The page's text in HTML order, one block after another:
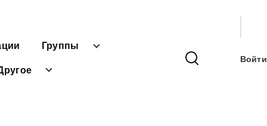
Группы
Войти